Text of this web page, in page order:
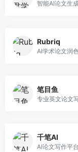
Rubriq
笔目鱼
千笔AI